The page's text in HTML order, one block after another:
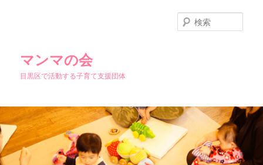
マンマの会
目黒区で活動する子育て支援団体
索